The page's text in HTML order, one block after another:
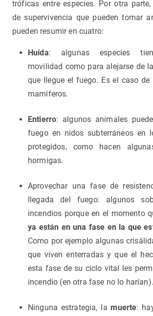
tróficas entre especies. Por otra
de supervivencia que pueden tomar
pueden resumir en cuatro:
Huída: algunas especies
movilidad como para alejarse de
que llegue el fuego. Es el caso de
mamíferos.
Entierro: algunos animales
fuego en nidos subterráneos en
protegidos, como hacen
hormigas.
Aprovechar una fase de
llegada del fuego: algunos
incendios porque en el momento
ya están en una fase en la que
Como por ejemplo algunas
que viven enterradas y que el
esta fase de su ciclo vital les
incendio (en otra fase no lo harían).
Ninguna estrategia, lamuerte: